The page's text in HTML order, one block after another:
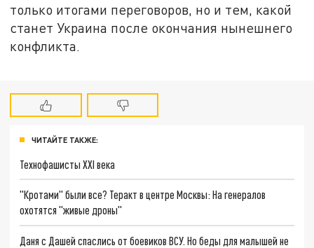
только итогами переговоров, но и тем, какой
станет Украина после окончания нынешнего
конфликта.
ЧИТАЙТЕ ТАКЖЕ:
Технофашисты XXI века
"Кротами" были все? Теракт в центре Москвы: На генералов
охотятся "живые дроны"
Даня с Дашей спаслись от боевиков ВСУ. Но беды для малышей не